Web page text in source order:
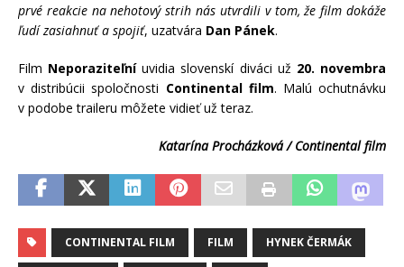
prvé reakcie na nehotový strih nás utvrdili v tom, že film dokáže
ľudí zasiahnuť a spojiť, uzatvára Dan Pánek.
Film Neporaziteľníuvidia slovenskí diváci už 20. novembra
v distribúcii spoločnosti Continental film. Malú ochutnávku
v podobe traileru môžete vidieť už teraz.
Katarína Procházková / Continental film
CONTINENTAL FILM FILM HYNEK ČERMÁK